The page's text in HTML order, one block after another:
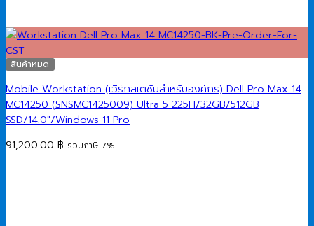
สินค้าหมด
Mobile Workstation (เวิร์กสเตชันสำหรับองค์กร) Dell Pro Max 14
MC14250 (SNSMC1425009) Ultra 5 225H/32GB/512GB
SSD/14.0″/Windows 11 Pro
91,200.00 ฿ รวมภาษี 7%